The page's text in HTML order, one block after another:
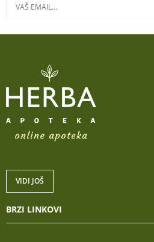
VIDI JOŠ
BRZI LINKOVI